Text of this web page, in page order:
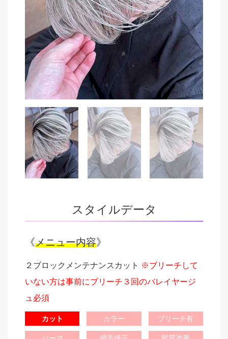
スタイルデータ
《メニュー内容》
２ブロックメンテナンスカット ※ブリーチして
いない方は事前にブリーチ３回のバレイヤージ
ュ必須
カット カラー ブリーチ有